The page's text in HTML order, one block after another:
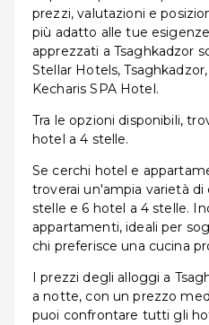
prezzi, valutazioni e
più adatto alle tue
apprezzati a Tsaghkadzor
Stellar Hotels,
Kecharis SPA Hotel.
Tra le opzioni disponibili,
hotel a 4 stelle.
Se cerchi hotel e
troverai un'ampia varietà di
stelle e 6 hotel a 4 stelle.
appartamenti, ideali per
chi preferisce una cucina
I prezzi degli alloggi a
a notte, con un prezzo
puoi confrontare tutti gli